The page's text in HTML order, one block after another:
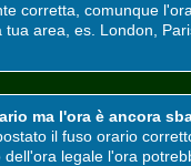
corretta, comunque
area, es. London,
ma l'ora è ancora
il fuso orario
legale l'ora